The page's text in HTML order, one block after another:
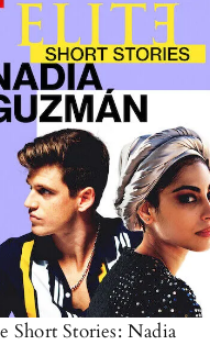
Short Stories: Nadia